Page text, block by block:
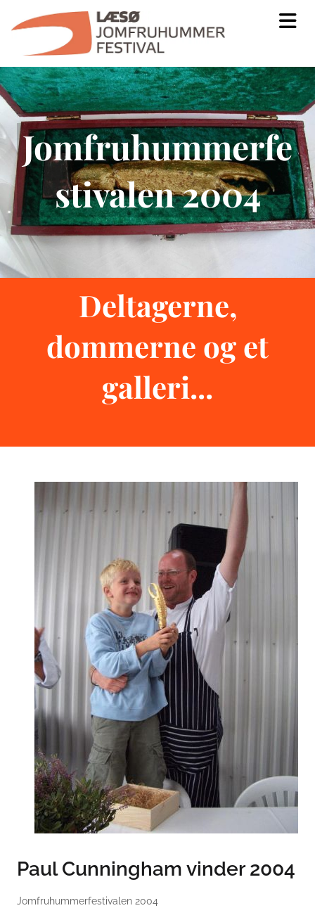
Jomfruhummerfe
stivalen 2004
Deltagerne,
dommerne og et
galleri...
Paul Cunningham vinder 2004
Jomfruhummerfestivalen 2004